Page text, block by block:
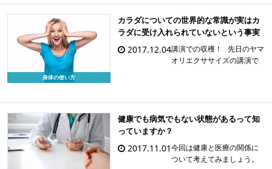
あふれてきそうでした。娘
と一緒に見ていたので、そ
こはぐっとこらえて、なん
にすみました。 […]
身体の使い方
カラダについての世界的な常識が実はカ
ラダに受け入れられていないという事実
2017.12.04講演での収穫！ 先日のヤマ
オリエクササイズの講演で
ろん入院もしたことないし
薬もほとんど飲んだことが
健康でも病気でもない状態があるって知
っていますか？
2017.11.01今回は健康と医療の関係に
ついて考えてみましょう。